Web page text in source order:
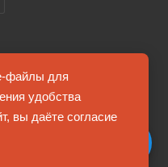
публичной офертой
файлы для
удобства
вы даёте согласие